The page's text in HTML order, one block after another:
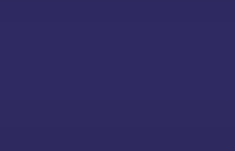
fel velünk